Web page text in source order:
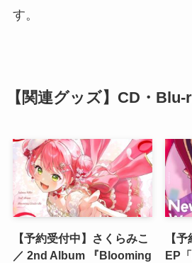
す。
【関連グッズ】CD・Blu-
【予約受付中】さくらみこ
／ 2nd Album 『Blooming
【
EP